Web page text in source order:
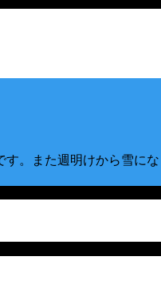
。また週明けから雪に